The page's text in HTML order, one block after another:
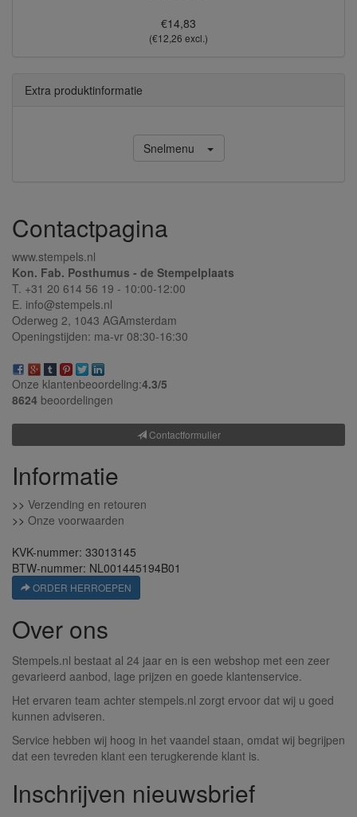
€14,83
(€12,26 excl.)
Extra produktinformatie
Snelmenu
Contactpagina
www.stempels.nl
Kon. Fab. Posthumus - de Stempelplaats
T. +31 20 614 56 19 - 10:00-12:00
E. info@stempels.nl
Oderweg 2, 1043 AGAmsterdam
Openingstijden: ma-vr 08:30-16:30
Onze klantenbeoordeling:4.3/5
8624 beoordelingen
Contactformulier
Informatie
>> Verzending en retouren
>> Onze voorwaarden
KVK-nummer: 33013145
BTW-nummer: NL001445194B01
ORDER HERROEPEN
Over ons
Stempels.nl bestaat al 24 jaar en is een webshop met een zeer
gevarieerd aanbod, lage prijzen en goede klantenservice.
Het ervaren team achter stempels.nl zorgt ervoor dat wij u goed
kunnen adviseren.
Service hebben wij hoog in het vaandel staan, omdat wij begrijpen
dat een tevreden klant een terugkerende klant is.
Inschrijven nieuwsbrief